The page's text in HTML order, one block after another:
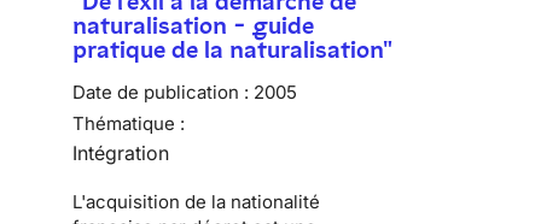
naturalisation - guide
pratique de la naturalisation"
Date de publication : 2005
Thématique :
Intégration
L'acquisition de la nationalité